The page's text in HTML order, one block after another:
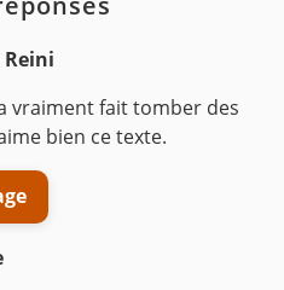
vraiment fait tomber des
bien ce texte.